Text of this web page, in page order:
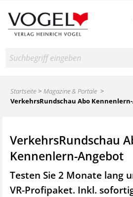
Suche
Startseite
Magazine & Portale
VerkehrsRundschau Abo
VerkehrsRundschau
Kennenlern-Angebot
Testen Sie 2 Monate lang
VR-Profipaket. Inkl.